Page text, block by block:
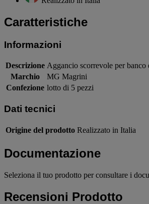
Caratteristiche
Informazioni
Descrizione Aggancio scorrevole per banco
Marchio
MG Magrini
Confezione lotto di 5 pezzi
Dati tecnici
Origine del prodotto Realizzato in Italia
Documentazione
Seleziona il tuo prodotto per consultare i
Recensioni Prodotto